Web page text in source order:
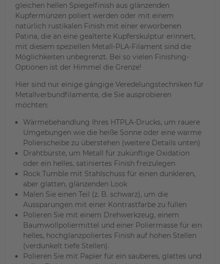
gleichen hellen Spiegelfinish aus glänzenden
Kupfermünzen poliert werden oder mit einem
natürlich rustikalen Finish mit einer erworbenen
Patina, die an eine gealterte Kupferskulptur erinnert,
mit diesem speziellen Metall-PLA-Filament sind die
Möglichkeiten unbegrenzt. Bei so vielen Finishing-
Optionen ist der Himmel die Grenze!
Hier sind nur einige gängige Veredelungstechniken für
Metallverbundfilamente, die Sie ausprobieren
möchten:
Wärmebehandlung Ihres HTPLA-Drucks, um rauere
Umgebungen wie die heiße Sonne oder eine warme
Polierscheibe zu überstehen (weitere Details unten)
Drahtbürste, um Metall für zukünftige Oxidation
oder ein helles, satiniertes Finish freizulegen
Rock Tumble mit Stahlschuss für einen dunkleren,
aber glatten, glänzenden Look
Malen Sie einen Teil (z. B. schwarz), um die
Aussparungen mit einer Kontrastfarbe zu füllen
Polieren Sie mit einem Drehwerkzeug, einem
Baumwollpoliermittel und einer Poliermasse für ein
helles, hochglanzpoliertes Finish auf hohen Stellen
(verdunkelt tiefe Stellen).
Polieren Sie mit Papier für ein sauberes, glattes und